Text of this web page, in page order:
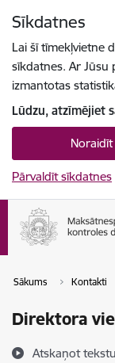
Sīkdatnes
Lai šī tīmekļvietne
sīkdatnes. Ar Jūsu
izmantotas
Lūdzu, atzīmējiet
Noraidīt
Pārvaldīt sīkdatnes
Sākums Kontakti
Direktora
Atskaņot tekstu